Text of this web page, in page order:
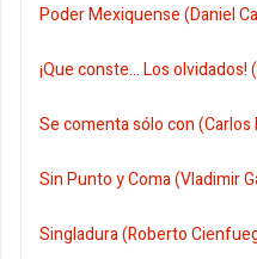
Poder Mexiquense (Daniel
¡Que conste... Los
Se comenta sólo con (Carlos
Sin Punto y Coma (Vladimir
Singladura (Roberto